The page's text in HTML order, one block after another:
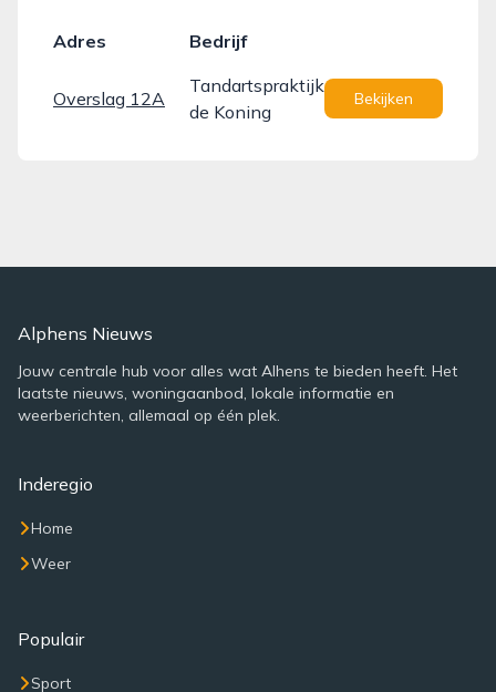
Adres Bedrijf
Overslag 12A
Tandartspraktijk
de Koning
Bekijken
Alphens Nieuws
Jouw centrale hub voor alles wat Alhens te bieden heeft. Het
laatste nieuws, woningaanbod, lokale informatie en
weerberichten, allemaal op één plek.
Inderegio
Home
Weer
Populair
Sport